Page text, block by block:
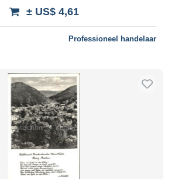
± US$ 4,61
Professioneel handelaar